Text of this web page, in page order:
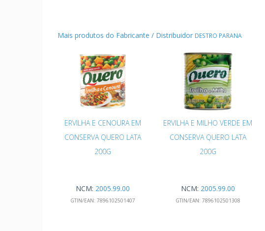
Mais produtos do Fabricante / Distribuidor DESTRO PARANA
ERVILHA E CENOURA EM
CONSERVA QUERO LATA
200G
NCM: 2005.99.00
GTIN/EAN: 7896102501407
ERVILHA E MILHO VERDE EM
CONSERVA QUERO LATA
200G
NCM: 2005.99.00
GTIN/EAN: 7896102501308